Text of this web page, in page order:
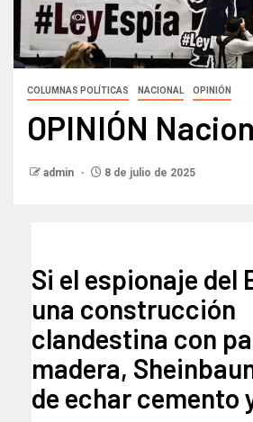
COLUMNAS POLÍTICAS NACIONAL OPINIÓN
OPINIÓN
admin 8 de julio de 2025
Si el espionaje del
una construcción
clandestina con
madera,
de echar cemento